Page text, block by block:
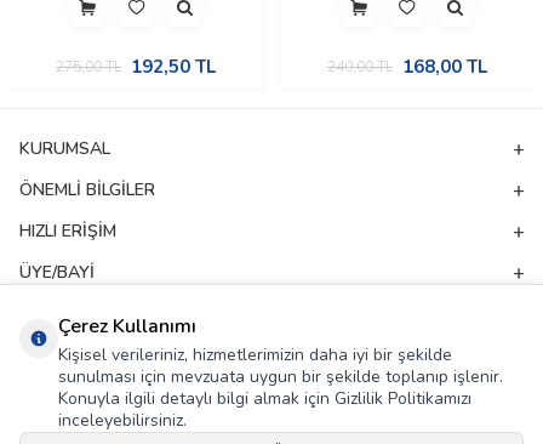
275,00TL 192,50 TL 240,00TL 168,00TL
KURUMSAL
ÖNEMLI BILGILER
HIZLI ERIŞIM
ÜYE/BAYI
ADRES & İLETIŞIM
E-Bülten Aboneliği
Kampanya ve yeniliklerden haberdar olmak için e-bültenimize abone olun!
Çerez Kullanımı
Kişisel verileriniz, hizmetlerimizin daha iyi bir şekilde
sunulması için mevzuata uygun bir şekilde toplanıp işlenir.
Konuyla ilgili detaylı bilgi almak için Gizlilik Politikamızı
inceleyebilirsiniz.